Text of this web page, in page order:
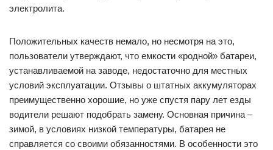
электролита.
Положительных качеств немало, но несмотря на это,
пользователи утверждают, что емкости «родной» батареи,
устанавливаемой на заводе, недостаточно для местных
условий эксплуатации. Отзывы о штатных аккумуляторах
преимущественно хорошие, но уже спустя пару лет езды
водители решают подобрать замену. Основная причина –
зимой, в условиях низкой температуры, батарея не
справляется со своими обязанностями. В особенности это